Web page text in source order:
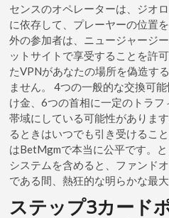
センスのオペレーターは、ジオ
に依存して、プレーヤーの位置
外の参加者は、ニュージャージ
ットサイトで享受することを許
たVPNがあなたの場所を偽造す
ません。 4つの一般的な交換可
け金、6つの首相に一定のトラ
帯域にしている可能性がありま
るときはいつでも引き受けるこ
はBetMgmで本当に公平です。
システムを含めると、ファンド
である間、熱狂的な明らかな最
ステップ3カード